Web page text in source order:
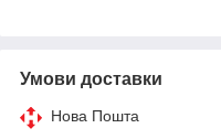
Умови доставки
Нова Пошта